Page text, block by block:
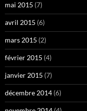
mai 2015 (7)
avril 2015 (6)
mars 2015 (2)
février 2015 (4)
janvier 2015 (7)
décembre 2014 (6)